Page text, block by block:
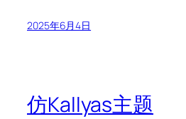
2025年6月4日
仿Kallyas主题